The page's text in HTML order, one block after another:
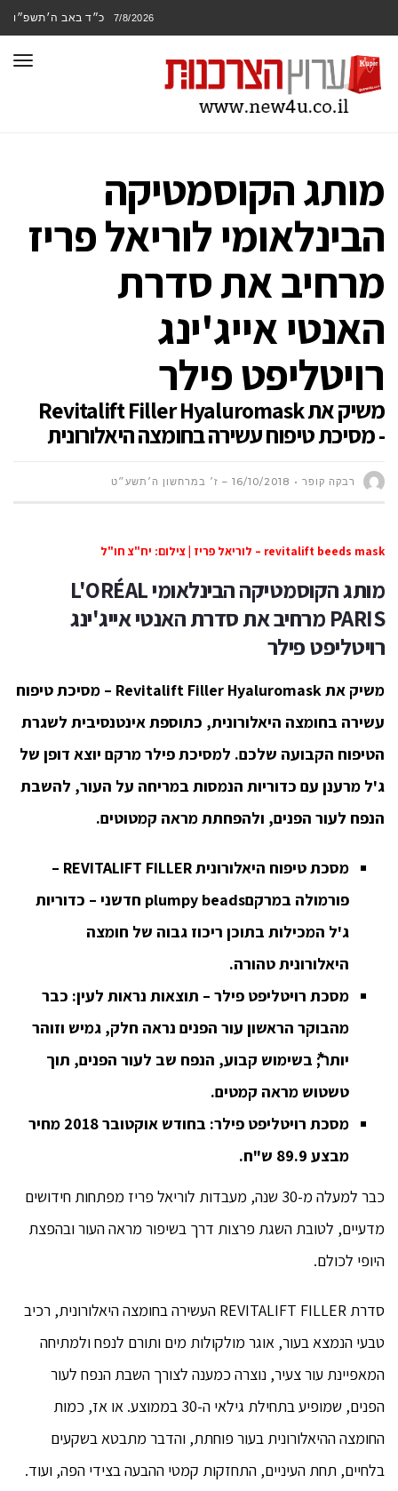
7/8/2026 כ״ד באב ה׳תשפ״ו
מותג הקוסמטיקה
הבינלאומי לוריאל פריז
מרחיב את סדרת
האנטי אייג'ינג
רויטליפט פילר
משיק את Revitalift Filler Hyaluromask
- מסיכת טיפוח עשירה בחומצה היאלורונית
רבקה קופר 16/10/2018 – ז׳ במרחשון ה׳תשע״ט
revitalift beeds mask – לוריאל פריז | צילום: יח"צ חו"ל
מותג הקוסמטיקה הבינלאומיL'ORÉAL
PARIS מרחיב את סדרת האנטי אייג'ינג
רויטליפט פילר
משיק אתRevitalift Filler Hyaluromask –
מסיכת טיפוח
עשירה בחומצה היאלורונית, כתוספת אינטנסיבית לשגרת
הטיפוח הקבועה שלכם. למסיכת פילר מרקם יוצא דופן של
ג'ל מרענן עם כדוריות הנמסות במריחה על העור, להשבת
הנפח לעור הפנים, ולהפחתת מראה קמטוטים.
מסכת טיפוח היאלורוניתREVITALIFT FILLER
–
פורמולה במרקםplumpy beads חדשני – כדוריות
ג'ל המכילות בתוכן ריכוז גבוה של חומצה
היאלורונית טהורה.
מסכת רויטליפט פילר – תוצאות נראות לעין: כבר
מהבוקר הראשון עור הפנים נראה חלק, גמיש וזוהר
יותר⃰; בשימוש קבוע, הנפח שב לעור הפנים, תוך
טשטוש מראה קמטים.
מסכת רויטליפט פילר: בחודש אוקטובר
מחיר
מבצע 89.9 ש"ח.
כבר למעלה מ-30 שנה, מעבדות לוריאל פריז מפתחות חידושים
מדעיים, לטובת השגת פרצות דרך בשיפור מראה העור ובהפצת
היופי לכולם.
סדרת REVITALIFT FILLER העשירה בחומצה היאלורונית, רכיב
טבעי הנמצא בעור, אוגר מולקולות מים ותורם לנפח ולמתיחה
המאפיינת עור צעיר, נוצרה כמענה לצורך השבת הנפח לעור
הפנים, שמופיע בתחילת גילאי ה-30 בממוצע. או אז, כמות
החומצה ההיאלורונית בעור פוחתת, והדבר מתבטא בשקעים
בלחיים, תחת העיניים, התחזקות קמטי ההבעה בצידי הפה, ועוד.